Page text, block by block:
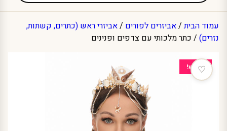
עמוד הבית/אביזרים לפורים /אביזרי ראש (כתרים, קשתות,
נזרים) / כתר מלכותי עם צדפים ופנינים
מבצע!
♡